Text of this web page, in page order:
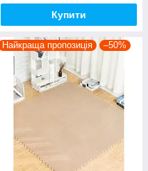
Купити
Найкраща пропозиція –50%